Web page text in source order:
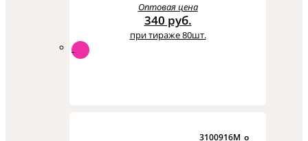
Оптовая цена
340 руб.
при тираже 80шт.
3100916M_o